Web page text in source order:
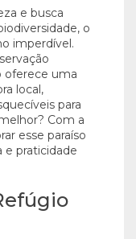
e busca
o
imperdível.
oferece uma
local,
para
Com a
esse paraíso
praticidade